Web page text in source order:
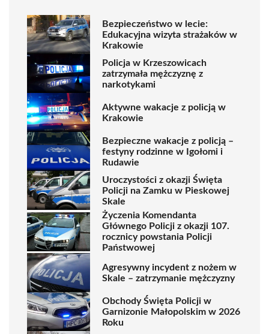
Bezpieczeństwo w lecie:
Edukacyjna wizyta strażaków w
Krakowie
Policja w Krzeszowicach
zatrzymała mężczyznę z
narkotykami
Aktywne wakacje z policją w
Krakowie
Bezpieczne wakacje z policją –
festyny rodzinne w Igołomi i
Rudawie
Uroczystości z okazji Święta
Policji na Zamku w Pieskowej
Skale
Życzenia Komendanta
Głównego Policji z okazji 107.
rocznicy powstania Policji
Państwowej
Agresywny incydent z nożem w
Skale – zatrzymanie mężczyzny
Obchody Święta Policji w
Garnizonie Małopolskim w 2026
Roku